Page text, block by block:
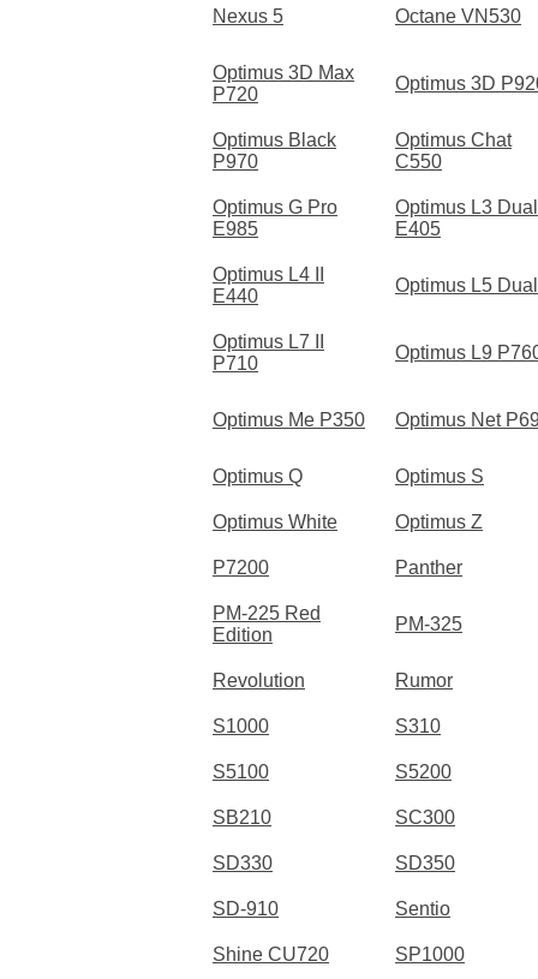
Nexus 5 Octane VN530
Optimus 3D Max
P720
Optimus 3D
Optimus Black
P970
Optimus Chat
C550
Optimus G Pro
E985
Optimus L3 Dual
E405
Optimus L4 II
E440
Optimus L5 Dual
Optimus L7 II
P710
Optimus L9
Optimus Me P350 Optimus Net
Optimus Q Optimus S
Optimus White Optimus Z
P7200 Panther
PM-225 Red
Edition
PM-325
Revolution Rumor
S1000 S310
S5100 S5200
SB210 SC300
SD330 SD350
SD-910 Sentio
Shine CU720 SP1000